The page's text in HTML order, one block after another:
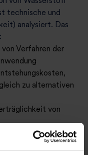
technische und
analysiert. Das
Verfahren der
zu alternativen
von
und